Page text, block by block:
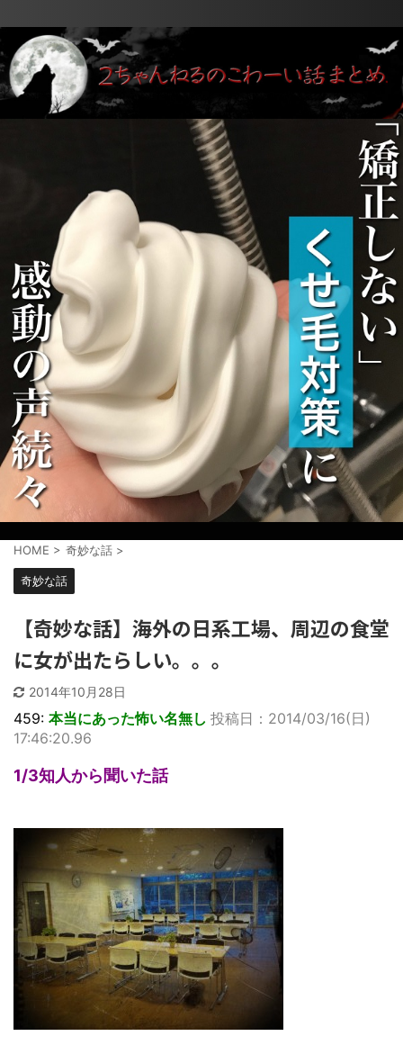
HOME > 奇妙な話 >
奇妙な話
【奇妙な話】海外の日系工場、周辺の食堂
に女が出たらしい。。。
2014年10月28日
459: 本当にあった怖い名無し 投稿日：2014/03/16(日)
17:46:20.96
1/3知人から聞いた話